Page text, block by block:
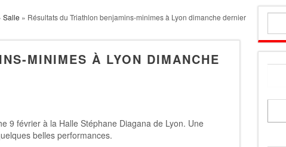
Salle » Résultats du Triathlon benjamins-minimes à Lyon dimanche dernier
MINIMES À LYON DIMANCHE
9 février à la Halle Stéphane Diagana de Lyon. Une
belles performances.